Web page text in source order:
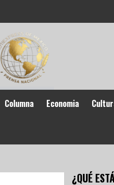
Columna Economia
¿QUÉ